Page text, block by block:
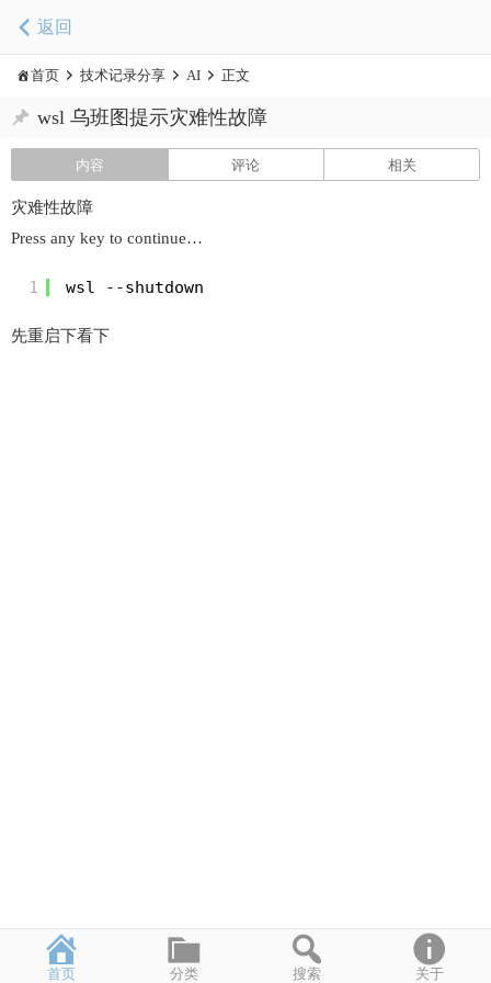
返回
首页 技术记录分享 AI 正文
wsl 乌班图提示灾难性故障
内容 评论 相关
灾难性故障
Press any key to continue…
1 wsl --shutdown
先重启下看下
首页 分类 搜索 关于